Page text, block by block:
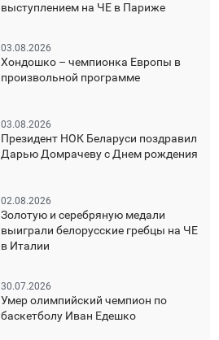
выступлением на ЧЕ в Париже
03.08.2026
Хондошко – чемпионка Европы в
произвольной программе
03.08.2026
Президент НОК Беларуси поздравил
Дарью Домрачеву с Днем рождения
02.08.2026
Золотую и серебряную медали
выиграли белорусские гребцы на ЧЕ
в Италии
30.07.2026
Умер олимпийский чемпион по
баскетболу Иван Едешко